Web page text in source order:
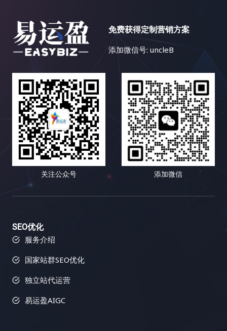
新思维（价值+转化为王） 追求页面访问量 关注线索
质量、转化率 用关键词堆砌内容 用价值内容教育用
户 每篇文章追流量 每篇内容有转化目标（CTA） 重
SEO 排名 更重内容体验、信任感、行动引导 只看 GA
种转变？具体操作指南如下：
1. 明确内容的“转化
目标”而非“流量目标”…
免费获得定制营销方案
添加微信号: uncleB
关注公众号 添加微信
SEO优化
服务介绍
国家站群SEO优化
独立站代运营
易运盈AIGC